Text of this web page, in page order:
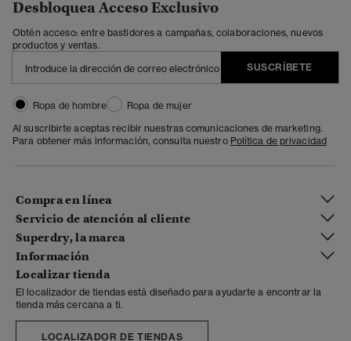
Desbloquea Acceso Exclusivo
Obtén acceso: entre bastidores a campañas, colaboraciones, nuevos
productos y ventas.
SUSCRÍBETE
Ropa de hombre
Ropa de mujer
Al suscribirte aceptas recibir nuestras comunicaciones de marketing.
Para obtener más información, consulta nuestro Política de privacidad
Compra en línea
Servicio de atención al cliente
Superdry, la marca
Información
Localizar tienda
El localizador de tiendas está diseñado para ayudarte a encontrar la
tienda más cercana a ti.
LOCALIZADOR DE TIENDAS